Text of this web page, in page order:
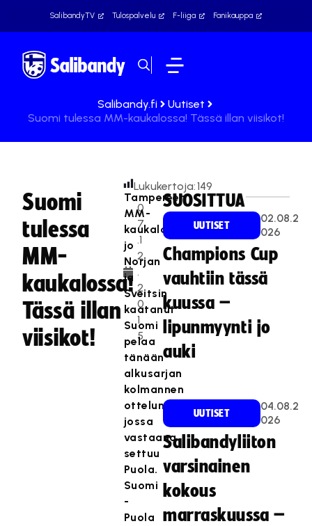
SalibandyTV Tulospalvelu F-liiga Fanikauppa
Salibandy.fi
Uutiset
Suomi tulessa MM-kaukalossa! Tässä illan viisikot!
Suomi
tulessa
MM-
kaukalossa!
Tässä illan
viisikot!
0
7
.1
2
.
2
0
1
5
Lukukertoja:149
Tampereen
MM-
kaukalossa
jo
Norjan
ja
Sveitsin
kaatanut
Suomi
pelaa
tänään
alkusarjan
kolmannen
ottelunsa,
jossa
vastaana
settuu
Puola.
Suomi
-
Puola
SUOSITTUA
UUTISET
02.08.2
026
Champions Cup
vauhtiin tässä
kuussa –
lipunmyynti jo
auki
UUTISET
04.08.2
026
Salibandyliiton
varsinainen
kokous
marraskuussa –